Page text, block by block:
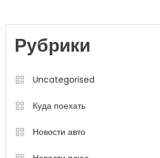
Рубрики
Uncategorised
Куда поехать
Новости авто